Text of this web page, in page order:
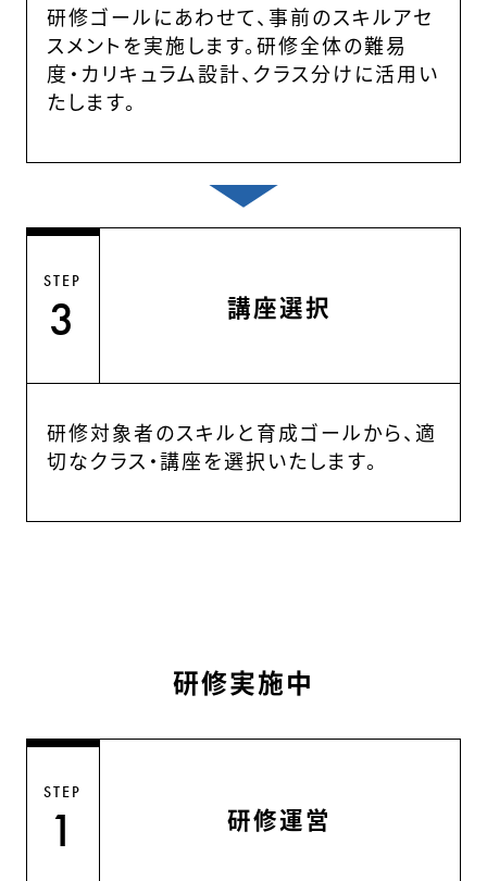
研修ゴールにあわせて、事前のスキルアセ
スメントを実施します。研修全体の難易
度・カリキュラム設計、クラス分けに活用い
たします。
STEP
3 講座選択
研修対象者のスキルと育成ゴールから、適
切なクラス・講座を選択いたします。
研修実施中
STEP
1 研修運営